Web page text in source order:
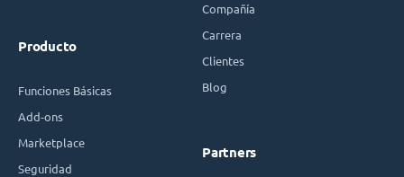
Producto
Funciones Básicas
Add-ons
Marketplace
Seguridad
Compañía
Carrera
Clientes
Blog
Partners